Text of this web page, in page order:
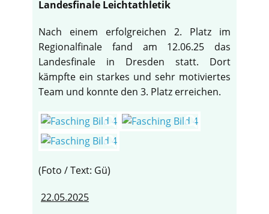
Landesfinale Leichtathletik
Nach einem erfolgreichen 2. Platz im
Regionalfinale fand am 12.06.25 das
Landesfinale in Dresden statt. Dort
kämpfte ein starkes und sehr motiviertes
Team und konnte den 3. Platz erreichen.
(Foto / Text: Gü)
22.05.2025